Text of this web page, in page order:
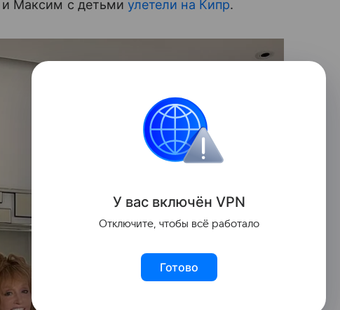
и Максим с детьмиулетели на Кипр.
У вас включён VPN
Отключите, чтобы всё работало
Готово